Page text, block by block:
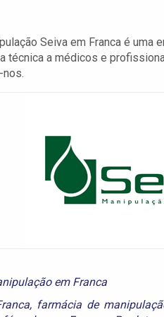
Seiva em Franca é
técnica a médicos e
em Franca
, farmácia de